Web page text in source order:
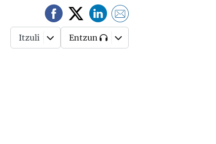
Itzuli Entzun